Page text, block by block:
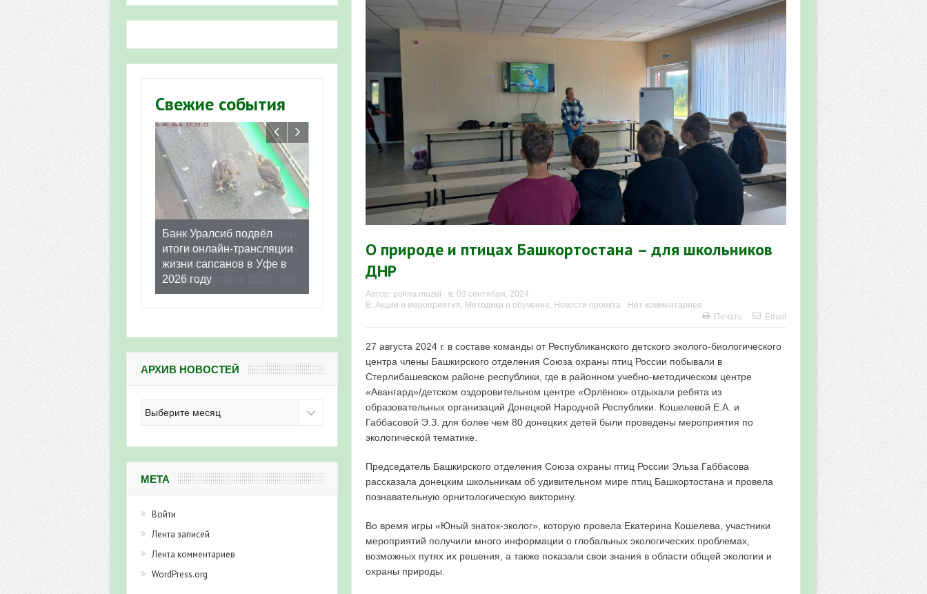
«Весенняя перекличка-2026» — 21-31 мая 2026
Мероприятие для ребят из дневного лагеря центра олимпиадного движения «Аврора»
Участие башкирских орнитологов и бердвотчеров в проекте «Развитие программы мониторинга
численности птиц в европейской части России»
«Весенняя перекличка-2026» — 11-20 мая 2026
Мониторинг орнитофауны на постоянных маршрутах в Республике Башкортостан в 2026 году
О природе и птицах Башкортостана – для школьников
ДНР
Автор: polina.muzei в: 03 сентября, 2024
В: Акции и мероприятия, Методики и обучение, Новости проекта
Нет комментариев
Печать
Email
27 августа 2024 г. в составе команды от Республиканского детского эколого-биологического
центра члены Башкирского отделения Союза охраны птиц России побывали в
Стерлибашевском районе республики, где в районном учебно-методическом центре
«Авангард»/детском оздоровительном центре «Орлёнок» отдыхали ребята из
образовательных организаций Донецкой Народной Республики. Кошелевой Е.А. и
Габбасовой Э.З. для более чем 80 донецких детей были проведены мероприятия по
экологической тематике.
Председатель Башкирского отделения Союза охраны птиц России Эльза Габбасова
рассказала донецким школьникам об удивительном мире птиц Башкортостана и провела
познавательную орнитологическую викторину.
Во время игры «Юный знаток-эколог», которую провела Екатерина Кошелева, участники
мероприятий получили много информации о глобальных экологических проблемах,
возможных путях их решения, а также показали свои знания в области общей экологии и
охраны природы.
Свежие события
Банк Уралсиб подвёл
итоги онлайн-трансляции
жизни сапсанов в Уфе в
2026 году
АРХИВ НОВОСТЕЙ
новостей
МЕТА
Войти
Лента записей
Лента комментариев
WordPress.org